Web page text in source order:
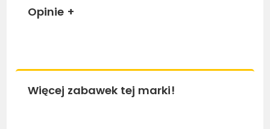
Opinie +
Więcej zabawek tej marki!